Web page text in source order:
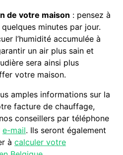
de votre maison : pensez à
minutes par jour.
l’humidité accumulée à
un air plus sain et
sera ainsi plus
votre maison.
amples informations sur la
facture de chauffage,
conseillers par téléphone
e-mail. Ils seront également
àcalculer votre